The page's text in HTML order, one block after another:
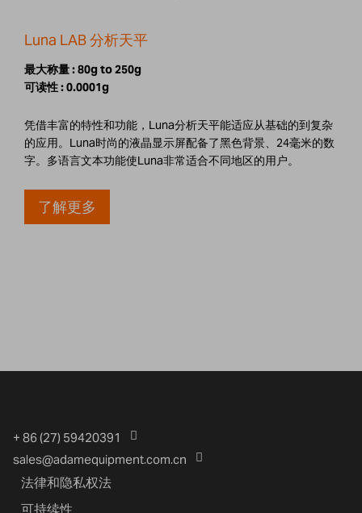
Luna LAB 分析天平
最大称量 :80g to 250g
可读性 :0.0001g
凭借丰富的特性和功能，Luna分析天平能适应从基础的到复杂
的应用。Luna时尚的液晶显示屏配备了黑色背景、24毫米的数
字。多语言文本功能使Luna非常适合不同地区的用户。
了解更多
+ 86 (27) 59420391
sales@adamequipment.com.cn
法律和隐私权法
可持续性